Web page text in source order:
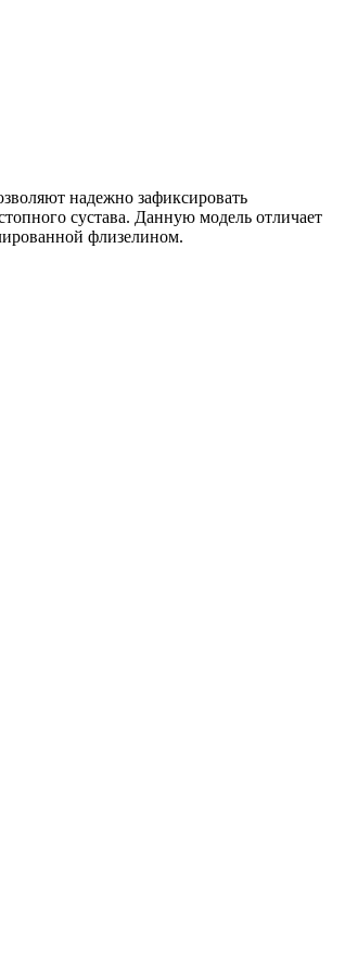
надежно зафиксировать
сустава. Данную модель отличает
флизелином.